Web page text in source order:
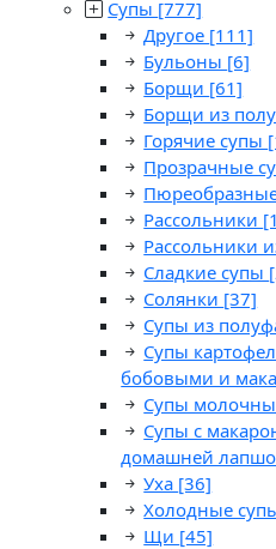
Супы [777]
Другое [111]
Бульоны [6]
Борщи [61]
Борщи из
Горячие супы
Прозрачные
Рассольники
Рассольники
Сладкие супы
Солянки [37]
Супы из
Супы
бобовыми и
Супы
Супы с
домашней
Уха [36]
Холодные
Щи [45]